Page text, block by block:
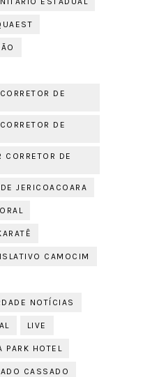
DE
DE
CORRETOR DE
JERICOACOARA
CAMOCIM
NOTÍCIAS
LIVE
PARK HOTEL
CASSADO